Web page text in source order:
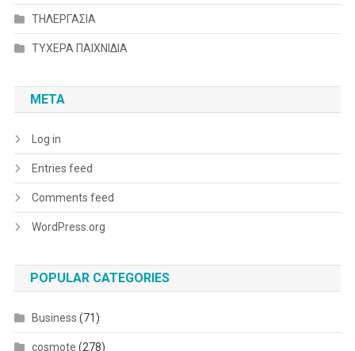
ΤΗΛΕΡΓΑΣΙΑ
ΤΥΧΕΡΑ ΠΑΙΧΝΙΔΙΑ
META
Log in
Entries feed
Comments feed
WordPress.org
POPULAR CATEGORIES
Business (71)
cosmote (278)